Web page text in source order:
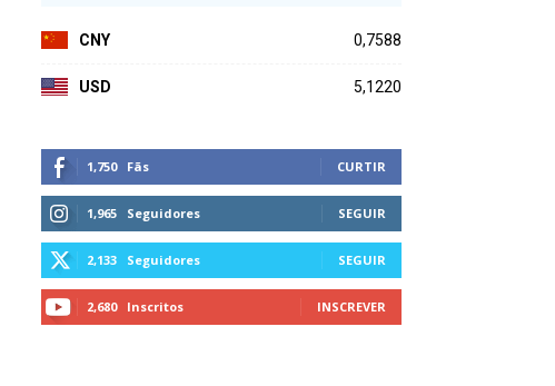
CNY 0,7588
USD 5,1220
1,750 Fãs CURTIR
1,965 Seguidores SEGUIR
2,133 Seguidores SEGUIR
2,680 Inscritos INSCREVER